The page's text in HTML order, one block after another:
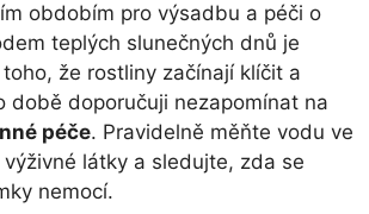
obdobím pro výsadbu a péči o
teplých slunečných dnů je
že rostliny začínají klíčit a
době doporučuji nezapomínat na
péče. Pravidelně měňte vodu ve
látky a sledujte, zda se
nemocí.